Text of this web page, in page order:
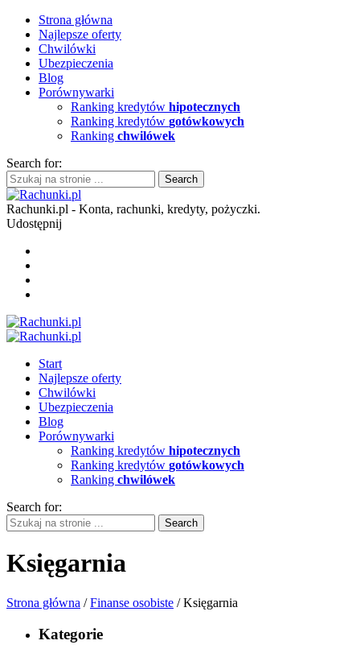
Strona główna
Najlepsze oferty
Chwilówki
Ubezpieczenia
Blog
Porównywarki
Ranking kredytów hipotecznych
Ranking kredytów gotówkowych
Ranking chwilówek
Search for:
Rachunki.pl - Konta, rachunki, kredyty, pożyczki.
Udostępnij
Start
Najlepsze oferty
Chwilówki
Ubezpieczenia
Blog
Porównywarki
Ranking kredytów hipotecznych
Ranking kredytów gotówkowych
Ranking chwilówek
Search for:
Księgarnia
Strona główna /Finanse osobiste / Księgarnia
Kategorie